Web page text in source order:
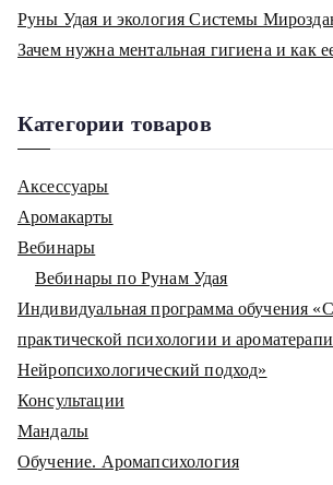
Руны Удая и экология Системы
Зачем нужна ментальная гигиена и как
Категории товаров
Аксессуары
Аромакарты
Вебинары
Вебинары по Рунам Удая
Индивидуальная программа обучения
практической психологии и
Нейропсихологический подход»
Консультации
Мандалы
Обучение. Аромапсихология